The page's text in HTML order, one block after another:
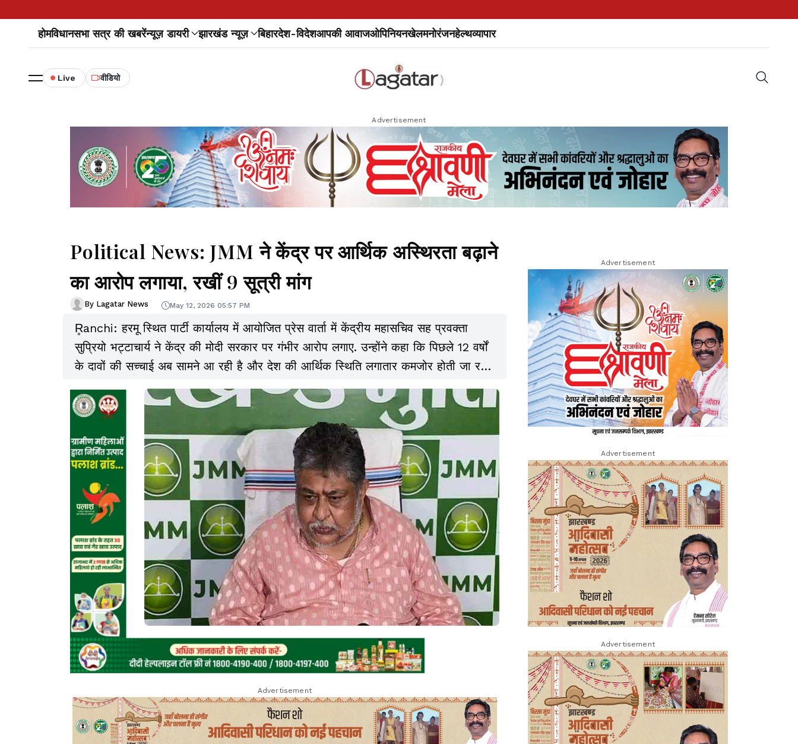
होमविधानसभा सत्र की खबरेंन्यूज़ डायरी झारखंड न्यूज़ बिहारदेश-विदेशआपकी आवाजओपिनियनखेलमनोरंजनहेल्थव्यापार
Live वीडियो
Advertisement
Political News: JMM ने केंद्र पर आर्थिक अस्थिरता बढ़ाने
का आरोप लगाया, रखीं 9 सूत्री मांग
By Lagatar News May 12, 2026 05:57 PM
R̥anchi: हरमू स्थित पार्टी कार्यालय में आयोजित प्रेस वार्ता में केंद्रीय महासचिव सह प्रवक्ता
सुप्रियो भट्टाचार्य ने केंद्र की मोदी सरकार पर गंभीर आरोप लगाए. उन्होंने कहा कि पिछले 12 वर्षों
के दावों की सच्चाई अब सामने आ रही है और देश की आर्थिक स्थिति लगातार कमजोर होती जा रही
Advertisement
Advertisement
Advertisement
Advertisement